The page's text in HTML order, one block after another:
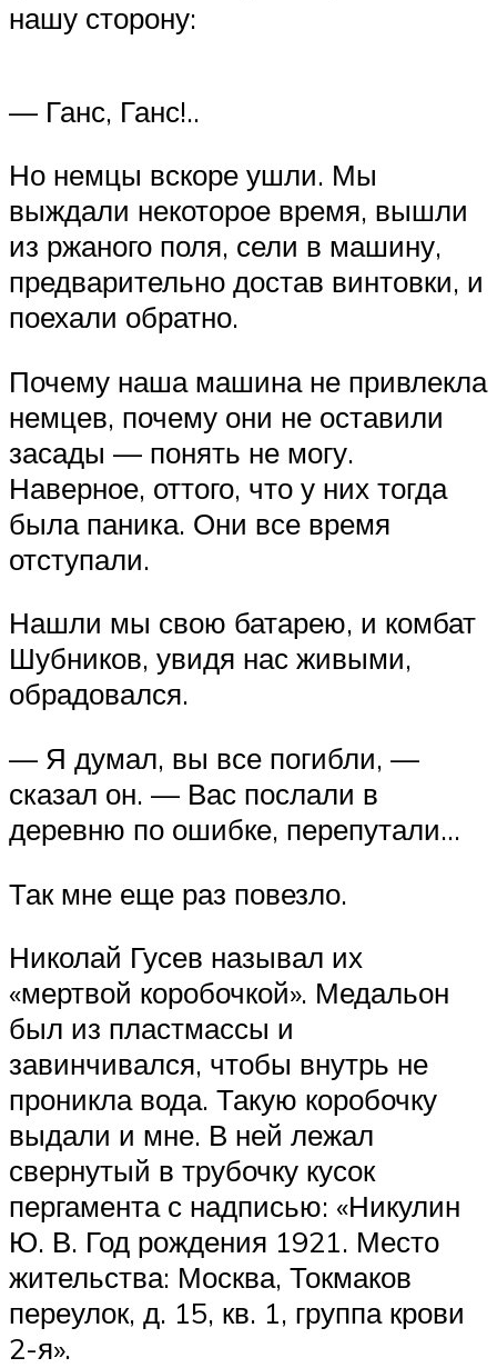
нашу сторону:
— Ганс, Ганс!..
Но немцы вскоре ушли. Мы
выждали некоторое время, вышли
из ржаного поля, сели в машину,
предварительно достав винтовки, и
поехали обратно.
Почему наша машина не привлекла
немцев, почему они не оставили
засады — понять не могу.
Наверное, оттого, что у них тогда
была паника. Они все время
отступали.
Нашли мы свою батарею, и комбат
Шубников, увидя нас живыми,
обрадовался.
— Я думал, вы все погибли, —
сказал он. — Вас послали в
деревню по ошибке, перепутали…
Так мне еще раз повезло.
Николай Гусев называл их
«мертвой коробочкой». Медальон
был из пластмассы и
завинчивался, чтобы внутрь не
проникла вода. Такую коробочку
выдали и мне. В ней лежал
свернутый в трубочку кусок
пергамента с надписью: «Никулин
Ю. В. Год рождения 1921. Место
жительства: Москва, Токмаков
переулок, д. 15, кв. 1, группа крови
2-я».